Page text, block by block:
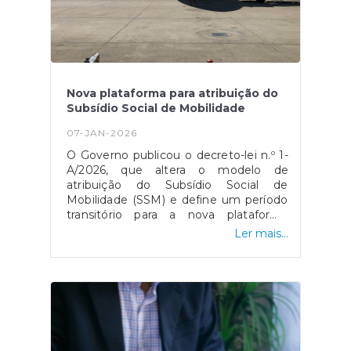
Nova plataforma para atribuição do
Subsídio Social de Mobilidade
07-JAN-2026
O Governo publicou o decreto-lei n.º 1-
A/2026, que altera o modelo de
atribuição do Subsídio Social de
Mobilidade (SSM) e define um período
transitório para a nova plataforma
eletrónica, a qual ficará disponível a
se às viagens entre as regiões
os pagamentos nos balcões dos CTT
até que todas as funcionalidades
digitais estejam operacionais, previsto
para junho de 2026.O acesso à
Ler mais...